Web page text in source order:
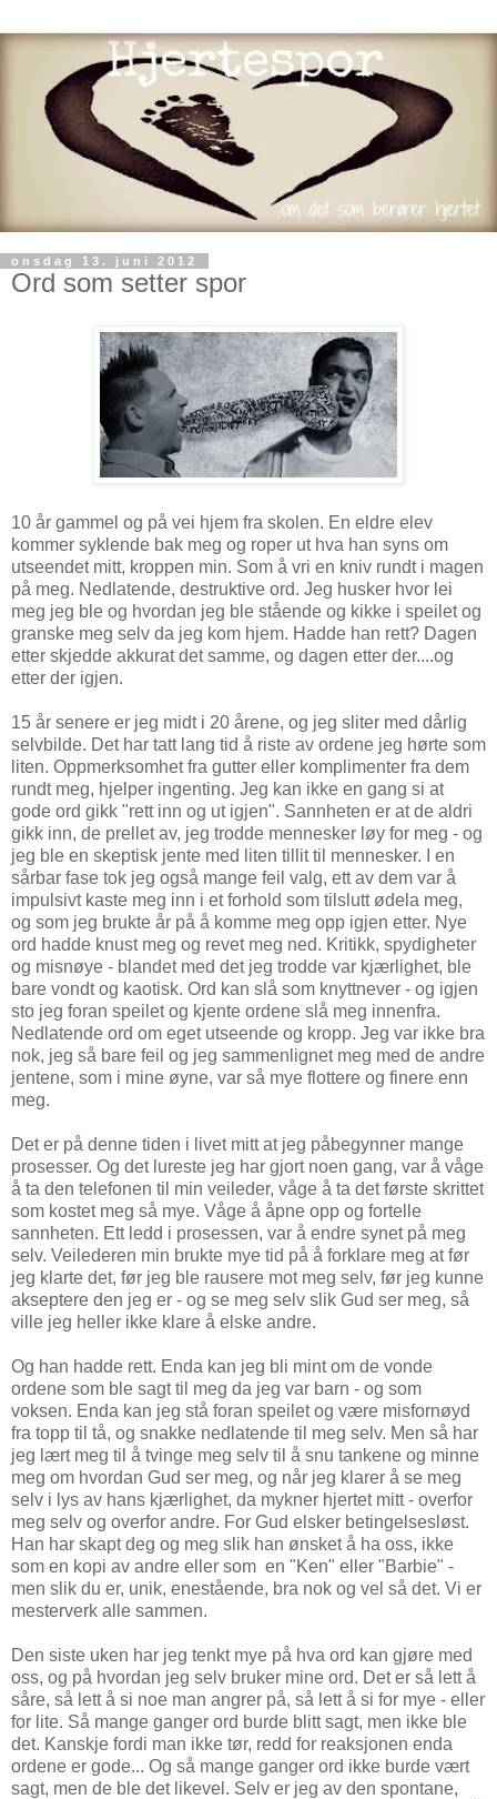
onsdag 13. juni 2012
Ord som setter spor
10 år gammel og på vei hjem fra skolen. En eldre elev
kommer syklende bak meg og roper ut hva han syns om
utseendet mitt, kroppen min. Som å vri en kniv rundt i magen
på meg. Nedlatende, destruktive ord. Jeg husker hvor lei
meg jeg ble og hvordan jeg ble stående og kikke i speilet og
granske meg selv da jeg kom hjem. Hadde han rett? Dagen
etter skjedde akkurat det samme, og dagen etter der....og
etter der igjen.
15 år senere er jeg midt i 20 årene, og jeg sliter med dårlig
selvbilde. Det har tatt lang tid å riste av ordene jeg hørte som
liten. Oppmerksomhet fra gutter eller komplimenter fra dem
rundt meg, hjelper ingenting. Jeg kan ikke en gang si at
gode ord gikk "rett inn og ut igjen". Sannheten er at de aldri
gikk inn, de prellet av, jeg trodde mennesker løy for meg - og
jeg ble en skeptisk jente med liten tillit til mennesker. I en
sårbar fase tok jeg også mange feil valg, ett av dem var å
impulsivt kaste meg inn i et forhold som tilslutt ødela meg,
og som jeg brukte år på å komme meg opp igjen etter. Nye
ord hadde knust meg og revet meg ned. Kritikk, spydigheter
og misnøye - blandet med det jeg trodde var kjærlighet, ble
bare vondt og kaotisk. Ord kan slå som knyttnever - og igjen
sto jeg foran speilet og kjente ordene slå meg innenfra.
Nedlatende ord om eget utseende og kropp. Jeg var ikke bra
nok, jeg så bare feil og jeg sammenlignet meg med de andre
jentene, som i mine øyne, var så mye flottere og finere enn
meg.
Det er på denne tiden i livet mitt at jeg påbegynner mange
prosesser. Og det lureste jeg har gjort noen gang, var å våge
å ta den telefonen til min veileder, våge å ta det første skrittet
som kostet meg så mye. Våge å åpne opp og fortelle
sannheten. Ett ledd i prosessen, var å endre synet på meg
selv. Veilederen min brukte mye tid på å forklare meg at før
jeg klarte det, før jeg ble rausere mot meg selv, før jeg kunne
akseptere den jeg er - og se meg selv slik Gud ser meg, så
ville jeg heller ikke klare å elske andre.
Og han hadde rett. Enda kan jeg bli mint om de vonde
ordene som ble sagt til meg da jeg var barn - og som
voksen. Enda kan jeg stå foran speilet og være misfornøyd
fra topp til tå, og snakke nedlatende til meg selv. Men så har
jeg lært meg til å tvinge meg selv til å snu tankene og minne
meg om hvordan Gud ser meg, og når jeg klarer å se meg
selv i lys av hans kjærlighet, da mykner hjertet mitt - overfor
meg selv og overfor andre. For Gud elsker betingelsesløst.
Han har skapt deg og meg slik han ønsket å ha oss, ikke
som en kopi av andre eller som en "Ken" eller "Barbie" -
men slik du er, unik, enestående, bra nok og vel så det. Vi er
mesterverk alle sammen.
Den siste uken har jeg tenkt mye på hva ord kan gjøre med
oss, og på hvordan jeg selv bruker mine ord. Det er så lett å
såre, så lett å si noe man angrer på, så lett å si for mye - eller
for lite. Så mange ganger ord burde blitt sagt, men ikke ble
det. Kanskje fordi man ikke tør, redd for reaksjonen enda
ordene er gode... Og så mange ganger ord ikke burde vært
sagt, men de ble det likevel. Selv er jeg av den spontane,